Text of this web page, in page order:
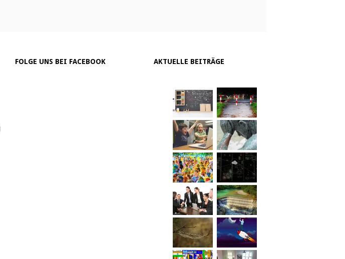
FOLGE UNS BEI FACEBOOK AKTUELLE BEITRÄGE